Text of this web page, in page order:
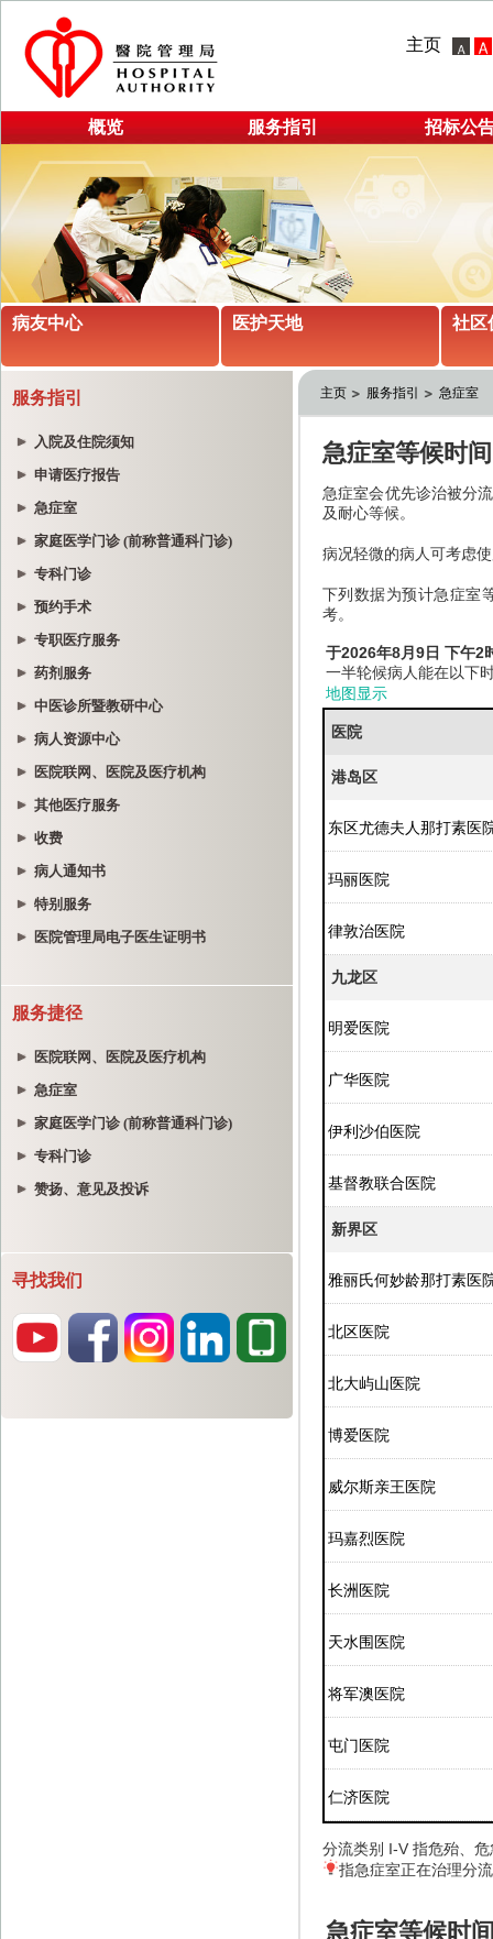
主页
概览 服务指引 招标公
病友中心 医护天地 社区
服务指引
入院及住院须知
申请医疗报告
急症室
家庭医学门诊 (前称普通科门诊)
专科门诊
预约手术
专职医疗服务
药剂服务
中医诊所暨教研中心
病人资源中心
医院联网、医院及医疗机构
其他医疗服务
收费
病人通知书
特别服务
医院管理局电子医生证明书
服务捷径
医院联网、医院及医疗机构
急症室
家庭医学门诊 (前称普通科门诊)
专科门诊
赞扬、意见及投诉
寻找我们
主页 服务指引 急症室